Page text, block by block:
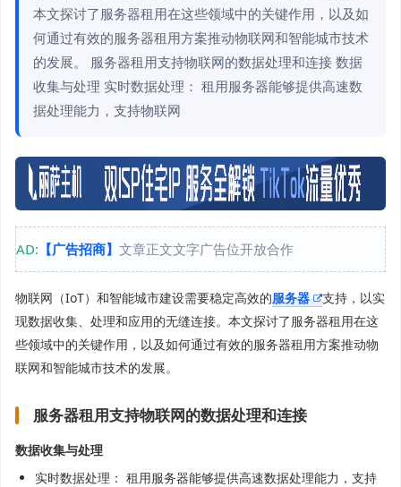
本文探讨了服务器租用在这些领域中的关键作用，以及如
何通过有效的服务器租用方案推动物联网和智能城市技术
的发展。 服务器租用支持物联网的数据处理和连接 数据
收集与处理 实时数据处理： 租用服务器能够提供高速数
据处理能力，支持物联网
AD: 【广告招商】 文章正文文字广告位开放合作
物联网（IoT）和智能城市建设需要稳定高效的服务器
支持，以实
现数据收集、处理和应用的无缝连接。本文探讨了服务器租用在这
些领域中的关键作用，以及如何通过有效的服务器租用方案推动物
联网和智能城市技术的发展。
服务器租用支持物联网的数据处理和连接
数据收集与处理
实时数据处理： 租用服务器能够提供高速数据处理能力，支持